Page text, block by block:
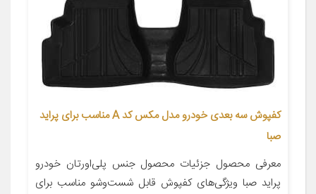
کفپوش سه بعدی خودرو مدل مکس کد A مناسب برای پراید
صبا
معرفی محصول جزئیات محصول جنس پلی‌اورتان خودرو
پراید صبا ویژگی‌های کفپوش قابل شست‌وشو مناسب برای